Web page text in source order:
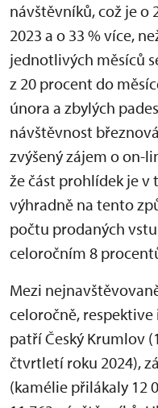
návštěvníků, což je o
2023 a o 33 % více,
jednotlivých měsíců
z 20 procent do
února a zbylých
návštěvnost
zvýšený zájem o on-
že část prohlídek je v
výhradně na tento
počtu prodaných
celoročním 8
Mezi
celoročně,
patří Český Krumlov
čtvrtletí roku 2024),
(kamélie přilákaly 12